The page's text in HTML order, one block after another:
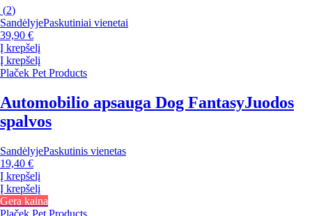
(2)
SandėlyjePaskutiniai vienetai
39,90 €
Į krepšelį
Į krepšelį
Plaček Pet Products
Automobilio apsauga Dog FantasyJuodos
spalvos
SandėlyjePaskutinis vienetas
19,40 €
Į krepšelį
Į krepšelį
Gera kaina
Plaček Pet Products